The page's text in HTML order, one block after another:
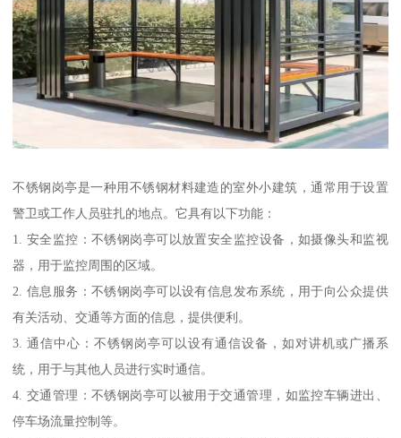
不锈钢岗亭是一种用不锈钢材料建造的室外小建筑，通常用于设置
警卫或工作人员驻扎的地点。它具有以下功能：
1. 安全监控：不锈钢岗亭可以放置安全监控设备，如摄像头和监视
器，用于监控周围的区域。
2. 信息服务：不锈钢岗亭可以设有信息发布系统，用于向公众提供
有关活动、交通等方面的信息，提供便利。
3. 通信中心：不锈钢岗亭可以设有通信设备，如对讲机或广播系
统，用于与其他人员进行实时通信。
4. 交通管理：不锈钢岗亭可以被用于交通管理，如监控车辆进出、
停车场流量控制等。